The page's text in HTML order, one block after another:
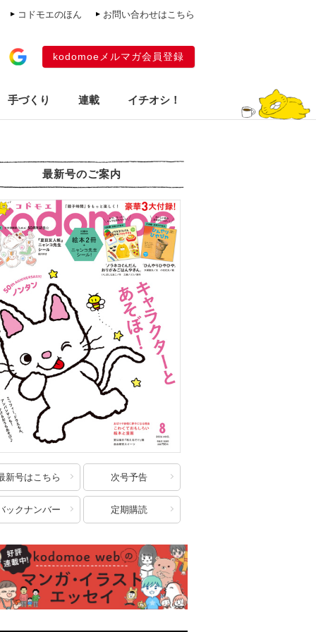
コドモエのほん お問い合わせはこちら
kodomoeメルマガ会員登録
手づくり 連載 イチオシ！
最新号のご案内
新号はこちら 次号予告
ックナンバー 定期購読